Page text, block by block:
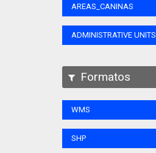
AREAS_CANINAS
ADMINISTRATIVE UNITS
Formatos
WMS
SHP